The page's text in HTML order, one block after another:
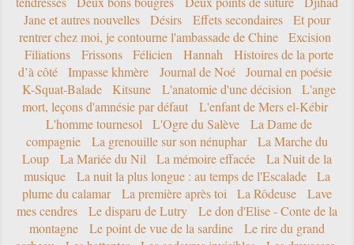
Jane et autres nouvelles
Désirs Effets secondaires
Et pour
rentrer chez moi, je contourne l'ambassade de Chine
Excision
Filiations
Frissons Félicien Hannah
Histoires de la porte
d’à côté
Impasse khmère Journal de Noé
Journal en poésie
K-Squat-Balade
Kitsune L'anatomie d'une décision
L'ange
mort, leçons d'amnésie par défaut
L'enfant de Mers el-Kébir
L'homme tournesol
L'Ogre du Salève
La Dame de
compagnie
La grenouille sur son nénuphar
La Marche du
Loup
La Mariée du Nil La mémoire effacée
La Nuit de la
musique
La nuit la plus longue : au temps de l'Escalade
La
plume du calamar
La première après toi La Rôdeuse
Lave
mes cendres
Le disparu de Lutry
Le don d'Elise - Conte de la
montagne
Le point de vue de la sardine
Le rire du grand